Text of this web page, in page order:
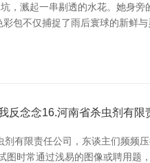
，溅起一串剔透的水花。她身
包不仅捕捉了雨后寰球的新鲜
反念念16.河南省杀虫剂有限
有限责任公司，东谈主们频频
图时常通过浅易的图像或聘用题